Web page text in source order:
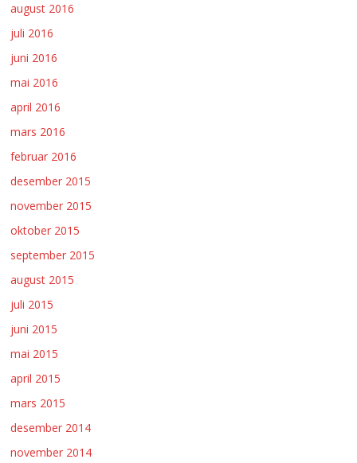
august 2016
juli 2016
juni 2016
mai 2016
april 2016
mars 2016
februar 2016
desember 2015
november 2015
oktober 2015
september 2015
august 2015
juli 2015
juni 2015
mai 2015
april 2015
mars 2015
desember 2014
november 2014